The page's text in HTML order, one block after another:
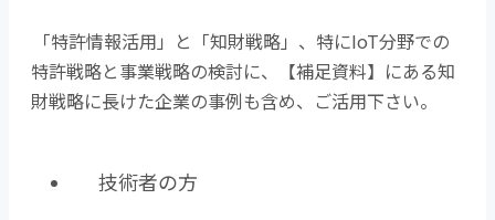
「特許情報活用」と「知財戦略」、特にIoT分野での
特許戦略と事業戦略の検討に、【補足資料】にある知
財戦略に長けた企業の事例も含め、ご活用下さい。
技術者の方